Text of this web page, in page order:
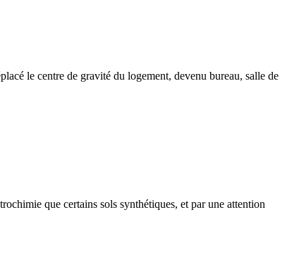
le centre de gravité du logement, devenu bureau, salle de
que certains sols synthétiques, et par une attention